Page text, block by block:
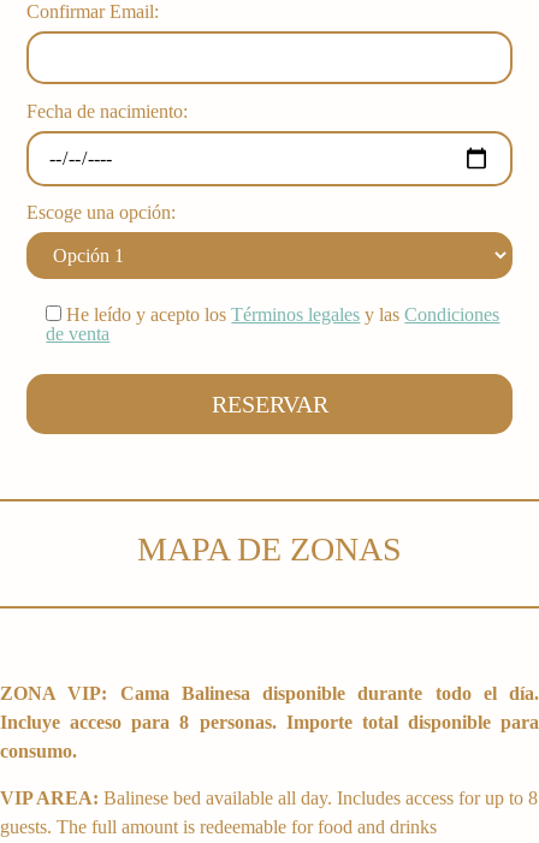
Confirmar Email:
Fecha de nacimiento:
Escoge una opción:
He leído y acepto losTérminos legales y lasCondiciones
de venta
MAPA DE ZONAS
ZONA VIP: Cama Balinesa disponible durante todo el día.
Incluye acceso para 8 personas. Importe total disponible para
consumo.
VIP AREA: Balinese bed available all day. Includes access for up to 8
guests. The full amount is redeemable for food and drinks